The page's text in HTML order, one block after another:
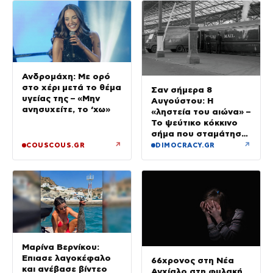
Ανδρομάχη: Με ορό
στο χέρι μετά το θέμα
υγείας της – «Μην
ανησυχείτε, το ‘χω»
COUSCOUS.GR ↗
Σαν σήμερα 8
Αυγούστου: Η
«ληστεία του αιώνα» –
Το ψεύτικο κόκκινο
σήμα που σταμάτησε
τρένο με 2,6 εκατ.
DIMOCRACY.GR ↗
Μαρίνα Βερνίκου:
Έπιασε λαγοκέφαλο
και ανέβασε βίντεο
66χρονος στη Νέα
Αγχίαλο στη φυλακή